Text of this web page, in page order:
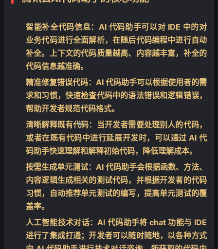
智能补全代码信息：AI 代码助手可以对 IDE 中的对
业务代码进行全面解析，在随后代码编程中进行自动
补全。上下文的代码质量越高、内容越丰富，补全的
代码信息越准确。
精准修复错误代码： AI 代码助手可以根据使用者的需
求和习惯，快速检查代码中的语法错误和逻辑错误，
帮助开发者规范代码格式。
清晰解释既有代码：
当开发者需要处理别人的代码，
或者在既有代码中进行延展开发时，可以通过 AI 代
码助手快速理解和解释初始代码，降低理解成本。
按需生成单元测试：AI 代码助手会根据函数、方法、
内容逻辑生成相关的测试代码，并根据开发者的代码
习惯，自动推荐单元测试的编写，提高单元测试的覆
盖率。
人工智能技术对话：AI 代码助手将 chat 功能与 IDE
进行了集成打通；开发者可以随时随地，以各种方式